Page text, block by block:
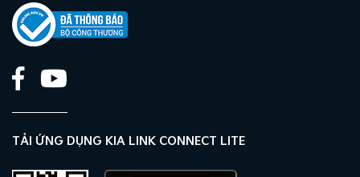
TẢI ỨNG DỤNG KIA LINK CONNECT LITE